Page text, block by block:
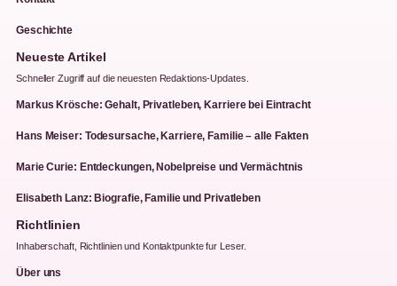
Geschichte
Neueste Artikel
Schneller Zugriff auf die neuesten Redaktions-Updates.
Markus Krösche: Gehalt, Privatleben, Karriere bei Eintracht
Hans Meiser: Todesursache, Karriere, Familie – alle Fakten
Marie Curie: Entdeckungen, Nobelpreise und Vermächtnis
Elisabeth Lanz: Biografie, Familie und Privatleben
Richtlinien
Inhaberschaft, Richtlinien und Kontaktpunkte fur Leser.
Über uns